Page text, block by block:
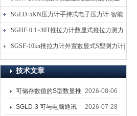
仪-螺栓扭力矩测试仪
SGLD-5KN压力计手持式电子压力计-智能
电子式压力测力计
SGHF-0.1~30T推拉力计数显式推拉力测力
计-数字拉压力双向测力仪
SGSF-10kn推拉力计外置数显式S型测力计|
手持连线式拉压力计
技术文章
可储存数值的S型数显推
拉力计 SGSF-100外置
2026-08-06
SGLD-3 可与电脑通讯 2026-07-28